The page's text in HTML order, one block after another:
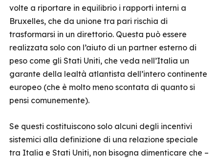
volte a riportare in equilibrio i rapporti interni a
Bruxelles, che da unione tra pari rischia di
trasformarsi in un direttorio. Questa può essere
realizzata solo con l’aiuto di un partner esterno di
peso come gli Stati Uniti, che veda nell’Italia un
garante della lealtà atlantista dell’intero continente
europeo (che è molto meno scontata di quanto si
pensi comunemente).
Se questi costituiscono solo alcuni degli incentivi
sistemici alla definizione di una relazione speciale
tra Italia e Stati Uniti, non bisogna dimenticare che –